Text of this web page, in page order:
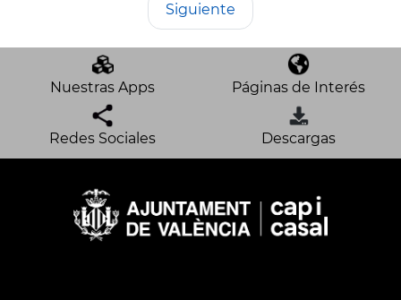
Siguiente
Nuestras Apps Páginas de Interés
Redes Sociales Descargas